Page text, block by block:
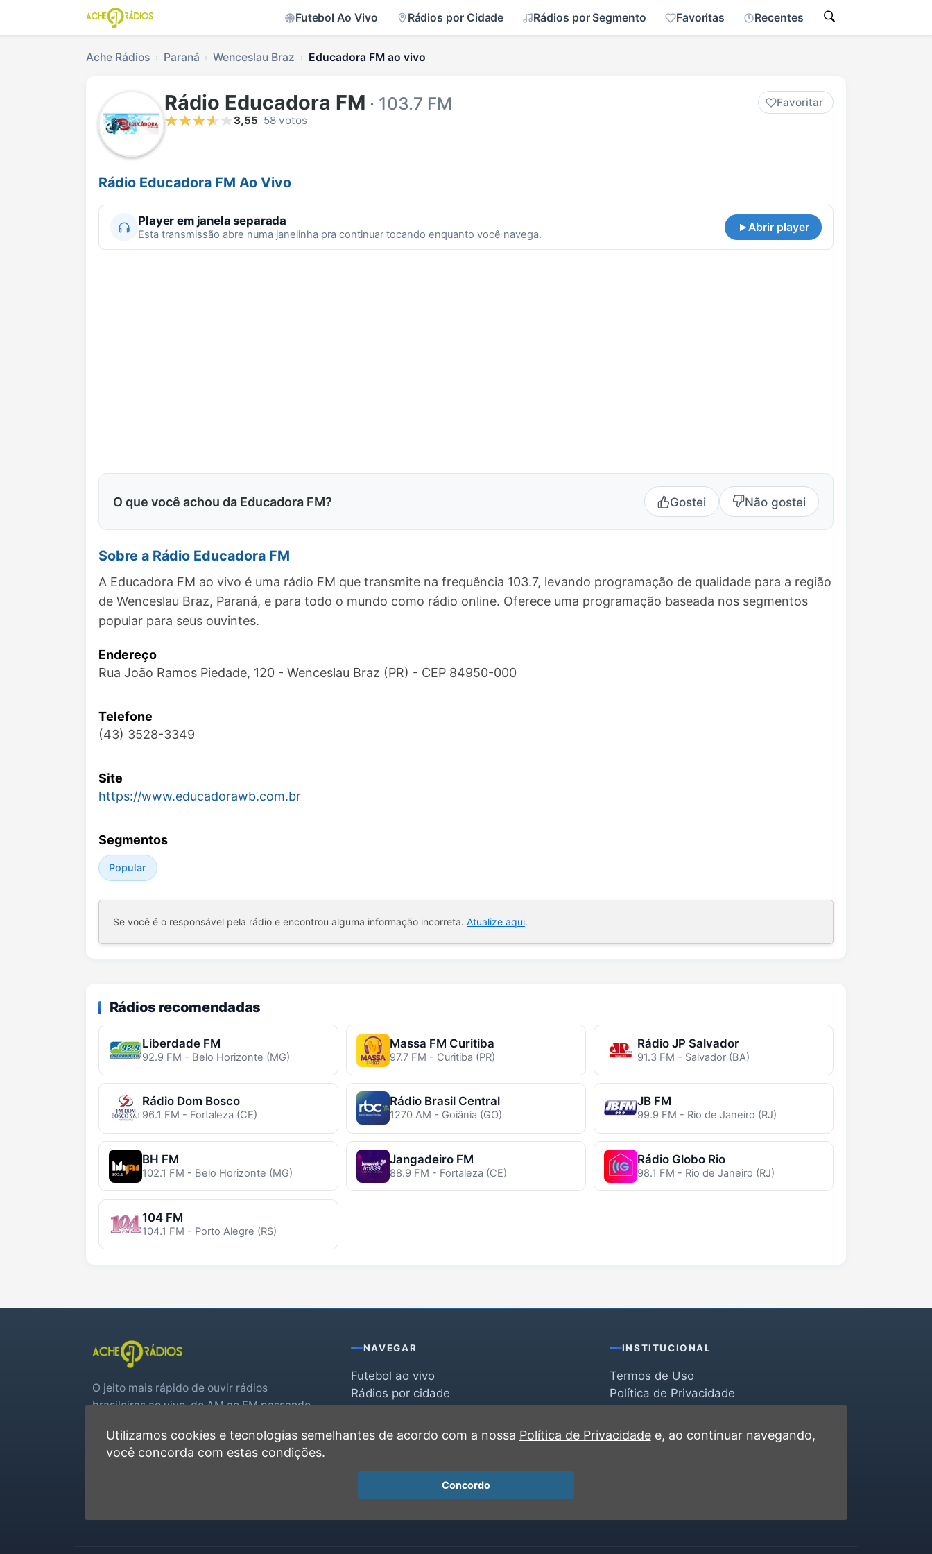
Futebol Ao Vivo Rádios por Cidade Rádios por Segmento Favoritas Recentes
Ache Rádios Paraná Wenceslau Braz Educadora FM ao vivo
Rádio Educadora FM · 103.7 FM
Favoritar
3,55 58 votos
Rádio Educadora FM Ao Vivo
Player em janela separada
Esta transmissão abre numa janelinha pra continuar tocando enquanto você navega.
Abrir player
O que você achou da Educadora FM? Gostei Não gostei
Sobre a Rádio Educadora FM
A Educadora FM ao vivo é uma rádio FM que transmite na frequência 103.7, levando programação de qualidade para a região
de Wenceslau Braz, Paraná, e para todo o mundo como rádio online. Oferece uma programação baseada nos segmentos
popular para seus ouvintes.
Endereço
Rua João Ramos Piedade, 120 - Wenceslau Braz (PR) - CEP 84950-000
Telefone
(43) 3528-3349
Site
https://www.educadorawb.com.br
Segmentos
Popular
Se você é o responsável pela rádio e encontrou alguma informação incorreta. Atualize aqui.
Rádios recomendadas
Liberdade FM
92.9 FM - Belo Horizonte (MG)
Massa FM Curitiba
97.7 FM - Curitiba (PR)
Rádio JP Salvador
91.3 FM - Salvador (BA)
Rádio Dom Bosco
96.1 FM - Fortaleza (CE)
Rádio Brasil Central
1270 AM - Goiânia (GO)
JB FM
99.9 FM - Rio de Janeiro (RJ)
BH FM
102.1 FM - Belo Horizonte (MG)
Jangadeiro FM
88.9 FM - Fortaleza (CE)
Rádio Globo Rio
98.1 FM - Rio de Janeiro (RJ)
104 FM
104.1 FM - Porto Alegre (RS)
O jeito mais rápido de ouvir rádios
brasileiras ao vivo, do AM ao FM passando
real.
NAVEGAR
Futebol ao vivo
Rádios por cidade
Favoritas
INSTITUCIONAL
Termos de Uso
Política de Privacidade
Contato
Utilizamos cookies e tecnologias semelhantes de acordo com a nossa Política de Privacidadee, ao continuar navegando,
você concorda com estas condições.
Concordo